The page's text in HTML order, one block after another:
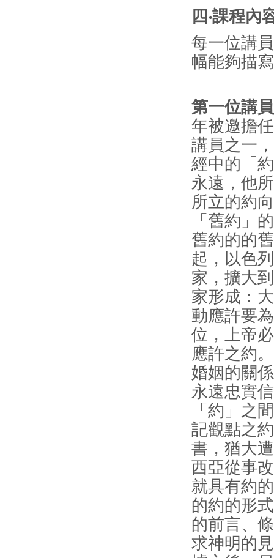
四‧課程
每一位講
幅能夠描
第一位講
年被邀擔
講員之一
經中的「
永遠，他
所立的約
「舊約」
舊約的的
起，以色
家，擴大
家形成：
動應許要
位，上帝
應許之約
婚姻的關
永遠忠實
「約」之
記觀點之
書，猶大
西亞從事
就具有約
的約的形
的前言、
求神明的